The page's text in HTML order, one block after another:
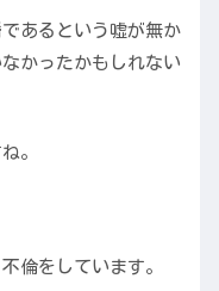
あるという嘘が無か
かったかもしれない
。
倫をしています。